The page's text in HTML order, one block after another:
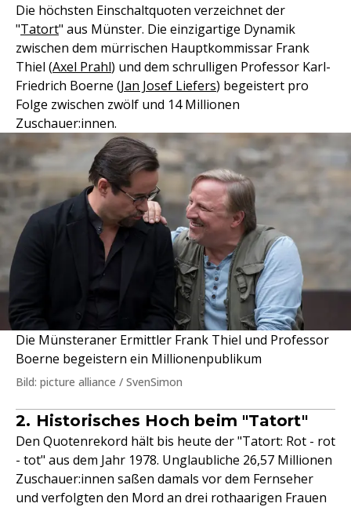
Die höchsten Einschaltquoten verzeichnet der
"Tatort" aus Münster. Die einzigartige Dynamik
zwischen dem mürrischen Hauptkommissar Frank
Thiel (Axel Prahl) und dem schrulligen Professor Karl-
Friedrich Boerne (Jan Josef Liefers) begeistert pro
Folge zwischen zwölf und 14 Millionen
Zuschauer:innen.
Die Münsteraner Ermittler Frank Thiel und Professor
Boerne begeistern ein Millionenpublikum
Bild: picture alliance / SvenSimon
2. Historisches Hoch beim "Tatort"
Den Quotenrekord hält bis heute der "Tatort: Rot - rot
- tot" aus dem Jahr 1978. Unglaubliche 26,57 Millionen
Zuschauer:innen saßen damals vor dem Fernseher
und verfolgten den Mord an drei rothaarigen Frauen